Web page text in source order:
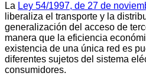
La Ley 54/1997, de 27 de
liberaliza el transporte y la
generalización del acceso de
manera que la eficiencia
existencia de una única red es
diferentes sujetos del sistema
consumidores.